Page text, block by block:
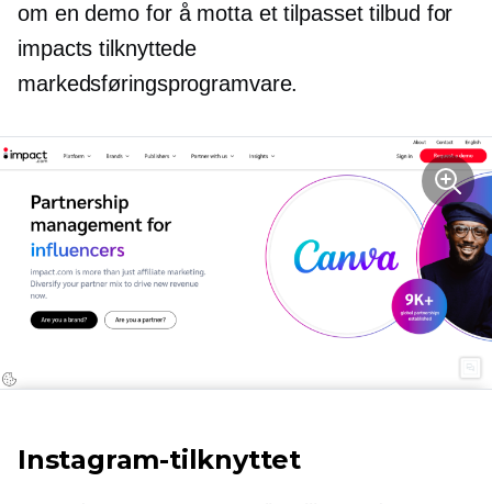
om en demo for å motta et tilpasset tilbud for
impacts tilknyttede
markedsføringsprogramvare.
Instagram-tilknyttet